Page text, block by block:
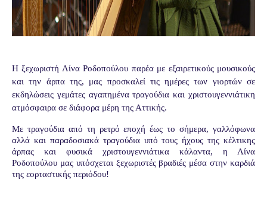
Η ξεχωριστή Λίνα Ροδοπούλου παρέα με εξαιρετικούς μουσικούς
και την άρπα της, μας προσκαλεί τις ημέρες των γιορτών σε
εκδηλώσεις γεμάτες αγαπημένα τραγούδια και χριστουγεννιάτικη
ατμόσφαιρα σε διάφορα μέρη της Αττικής.
Με τραγούδια από τη ρετρό εποχή έως το σήμερα, γαλλόφωνα
αλλά και παραδοσιακά τραγούδια υπό τους ήχους της κέλτικης
άρπας και φυσικά χριστουγεννιάτικα κάλαντα, η Λίνα
Ροδοπούλου μας υπόσχεται ξεχωριστές βραδιές μέσα στην καρδιά
της εορταστικής περιόδου!